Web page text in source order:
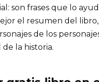
son frases que lo
el resumen del libro,
de los
de la historia.